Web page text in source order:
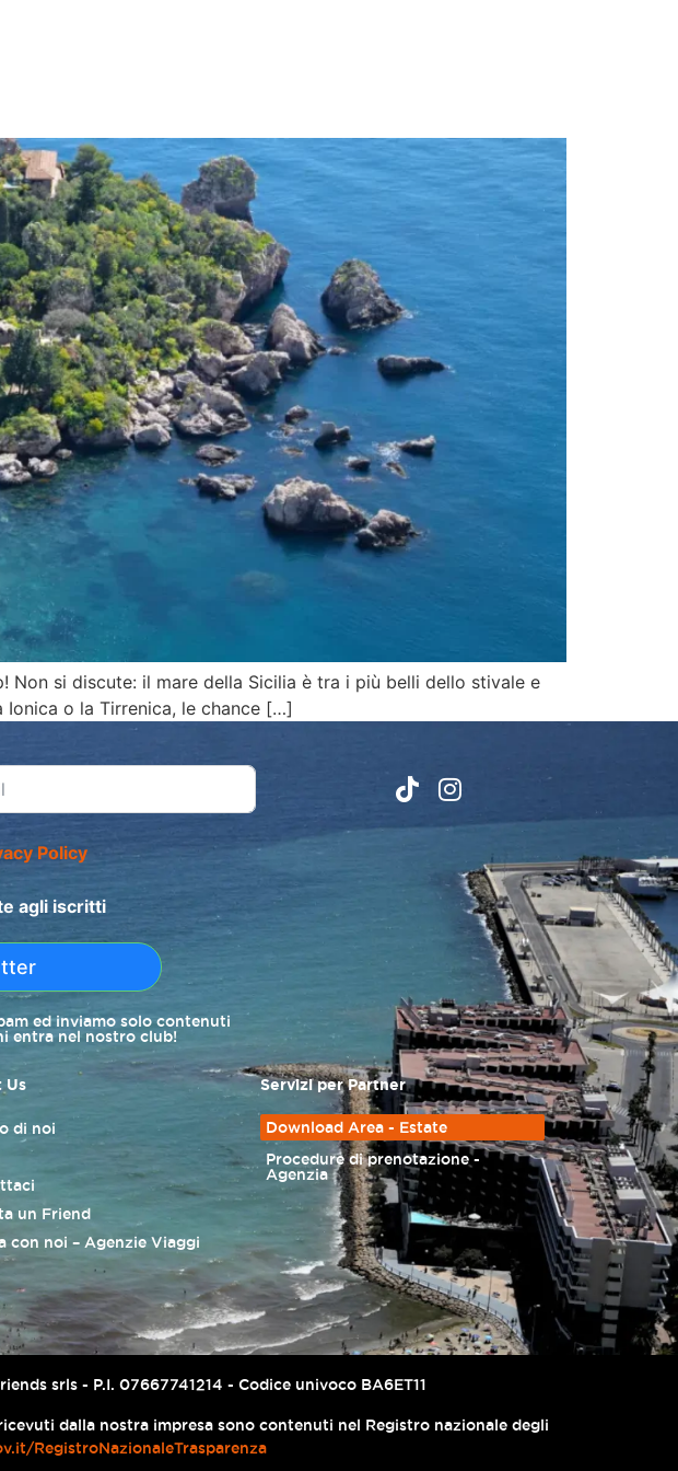
Non si discute: il mare della Sicilia è tra i più belli dello stivale e
o la Tirrenica, le chance […]
Policy
agli iscritti
ed inviamo solo contenuti
entra nel nostro club!
Us
di noi
un Friend
con noi – Agenzie Viaggi
Servizi per Partner
Download Area - Estate
Procedure di prenotazione -
Agenzia
srls - P.I. 07667741214 - Codice univoco BA6ET11
dalla nostra impresa sono contenuti nel Registro nazionale degli
RegistroNazionaleTrasparenza